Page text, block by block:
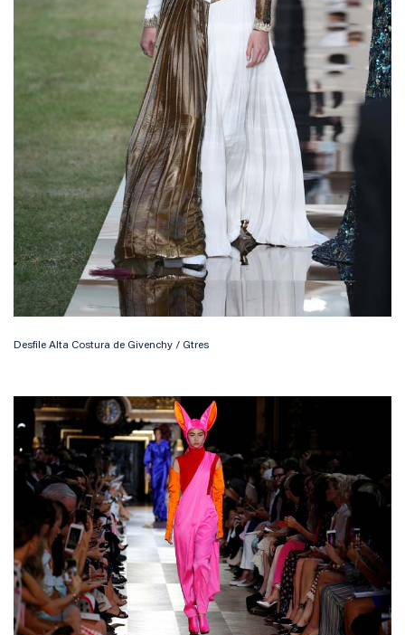
Desfile Alta Costura de Givenchy / Gtres